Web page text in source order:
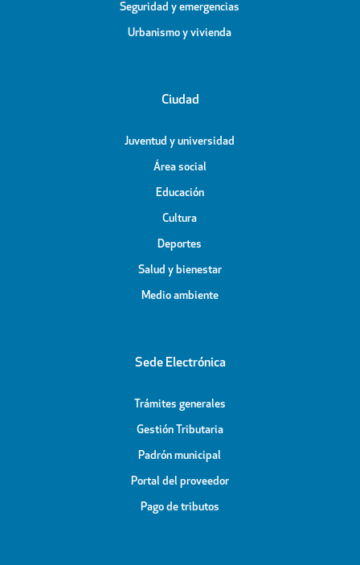
Seguridad y emergencias
Urbanismo y vivienda
Ciudad
Juventud y universidad
Área social
Educación
Cultura
Deportes
Salud y bienestar
Medio ambiente
Sede Electrónica
Trámites generales
Gestión Tributaria
Padrón municipal
Portal del proveedor
Pago de tributos